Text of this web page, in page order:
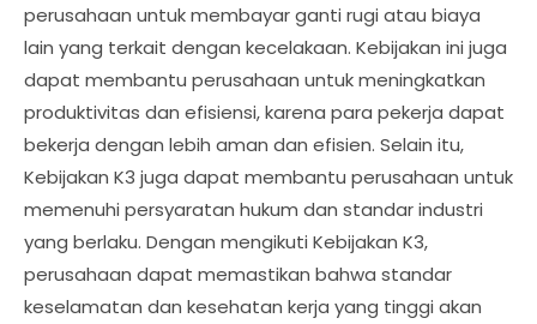
perusahaan untuk membayar ganti rugi atau biaya
lain yang terkait dengan kecelakaan. Kebijakan ini juga
dapat membantu perusahaan untuk meningkatkan
produktivitas dan efisiensi, karena para pekerja dapat
bekerja dengan lebih aman dan efisien. Selain itu,
Kebijakan K3 juga dapat membantu perusahaan untuk
memenuhi persyaratan hukum dan standar industri
yang berlaku. Dengan mengikuti Kebijakan K3,
perusahaan dapat memastikan bahwa standar
keselamatan dan kesehatan kerja yang tinggi akan